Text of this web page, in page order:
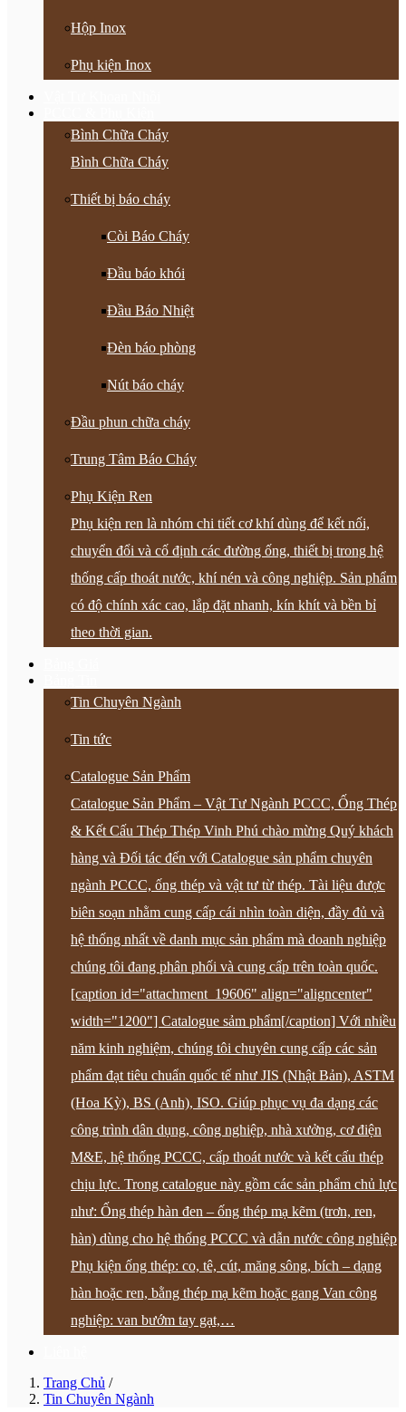
Hộp Inox
Phụ kiện Inox
Bình Chữa Cháy
Bình Chữa Cháy
Thiết bị báo cháy
Còi Báo Cháy
Đầu báo khói
Đầu Báo Nhiệt
Đèn báo phòng
Nút báo cháy
Đầu phun chữa cháy
Trung Tâm Báo Cháy
Phụ Kiện Ren
Phụ kiện ren là nhóm chi tiết cơ khí dùng để kết nối,
chuyển đổi và cố định các đường ống, thiết bị trong hệ
thống cấp thoát nước, khí nén và công nghiệp. Sản phẩm
có độ chính xác cao, lắp đặt nhanh, kín khít và bền bỉ
theo thời gian.
Tin Chuyên Ngành
Tin tức
Catalogue Sản Phẩm
Catalogue Sản Phẩm – Vật Tư Ngành PCCC, Ống Thép
& Kết Cấu Thép Thép Vinh Phú chào mừng Quý khách
hàng và Đối tác đến với Catalogue sản phẩm chuyên
ngành PCCC, ống thép và vật tư từ thép. Tài liệu được
biên soạn nhằm cung cấp cái nhìn toàn diện, đầy đủ và
hệ thống nhất về danh mục sản phẩm mà doanh nghiệp
chúng tôi đang phân phối và cung cấp trên toàn quốc.
[caption id="attachment_19606" align="aligncenter"
width="1200"] Catalogue sảm phẩm[/caption] Với nhiều
năm kinh nghiệm, chúng tôi chuyên cung cấp các sản
phẩm đạt tiêu chuẩn quốc tế như JIS (Nhật Bản), ASTM
(Hoa Kỳ), BS (Anh), ISO. Giúp phục vụ đa dạng các
công trình dân dụng, công nghiệp, nhà xưởng, cơ điện
M&E, hệ thống PCCC, cấp thoát nước và kết cấu thép
chịu lực. Trong catalogue này gồm các sản phẩm chủ lực
như: Ống thép hàn đen – ống thép mạ kẽm (trơn, ren,
hàn) dùng cho hệ thống PCCC và dẫn nước công nghiệp
Phụ kiện ống thép: co, tê, cút, măng sông, bích – dạng
hàn hoặc ren, bằng thép mạ kẽm hoặc gang Van công
nghiệp: van bướm tay gạt,…
Trang Chủ /
Tin Chuyên Ngành